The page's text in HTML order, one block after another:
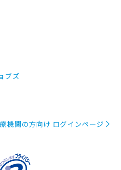
ブズ
機関の方向け ログインページ